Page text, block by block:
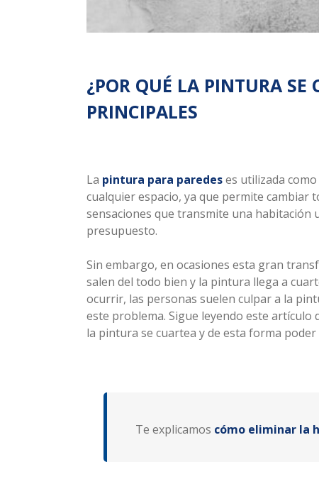
¿POR QUÉ LA PINTURA SE
PRINCIPALES
La pintura para paredeses utilizada
cualquier espacio, ya que permite cambiar
sensaciones que transmite una habitación
presupuesto.
Sin embargo, en ocasiones esta gran
salen del todo bien y la pintura llega a
ocurrir, las personas suelen culpar a la
este problema. Sigue leyendo este artículo
la pintura se cuartea y de esta forma
Te explicamos cómo eliminar la